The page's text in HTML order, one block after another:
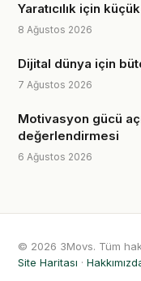
Yaratıcılık için
8 Ağustos 2026
Dijital dünya için
7 Ağustos 2026
Motivasyon gücü
değerlendirmesi
6 Ağustos 2026
© 2026 3Movs. Tüm
Site Haritası ·